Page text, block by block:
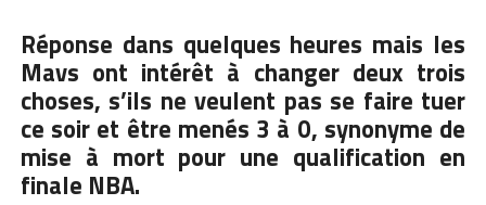
Réponse dans quelques heures mais les
Mavs ont intérêt à changer deux trois
choses, s’ils ne veulent pas se faire tuer
ce soir et être menés 3 à 0, synonyme de
mise à mort pour une qualification en
finale NBA.